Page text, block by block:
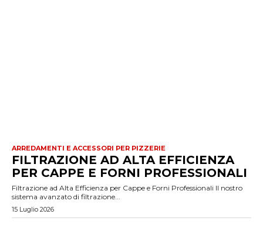
ARREDAMENTI E ACCESSORI PER PIZZERIE
FILTRAZIONE AD ALTA EFFICIENZA
PER CAPPE E FORNI PROFESSIONALI
Filtrazione ad Alta Efficienza per Cappe e Forni Professionali Il nostro
sistema avanzato di filtrazione...
15 Luglio 2026